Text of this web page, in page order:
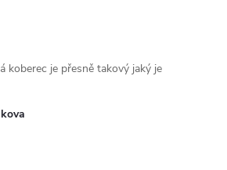
koberec je přesně takový jaký je